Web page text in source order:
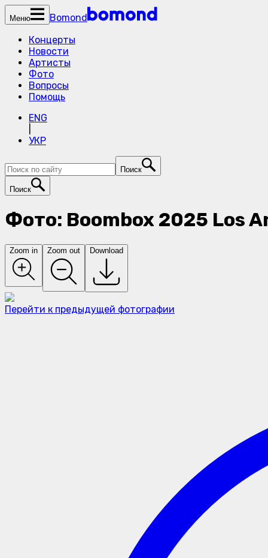
Меню
Bomond
Концерты
Новости
Артисты
Фото
Вопросы
Помощь
ENG
УКР
Поиск
Поиск
Фото: Boombox 2025 Los
Zoom in Zoom out Download
Перейти к предыдущей фотографии